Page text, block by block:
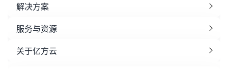
解决方案
服务与资源
关于亿方云